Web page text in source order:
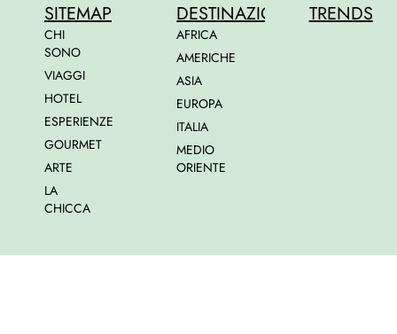
SITEMAP
CHI
SONO
VIAGGI
HOTEL
ESPERIENZE
GOURMET
ARTE
LA
CHICCA
DESTINAZIONI
AFRICA
AMERICHE
ASIA
EUROPA
ITALIA
MEDIO
ORIENTE
TRENDS